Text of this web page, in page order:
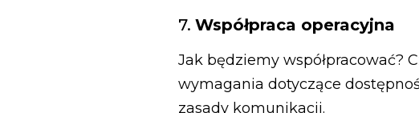
7. Współpraca operacyjna
Jak będziemy współpracować?
wymagania dotyczące
zasady komunikacji.